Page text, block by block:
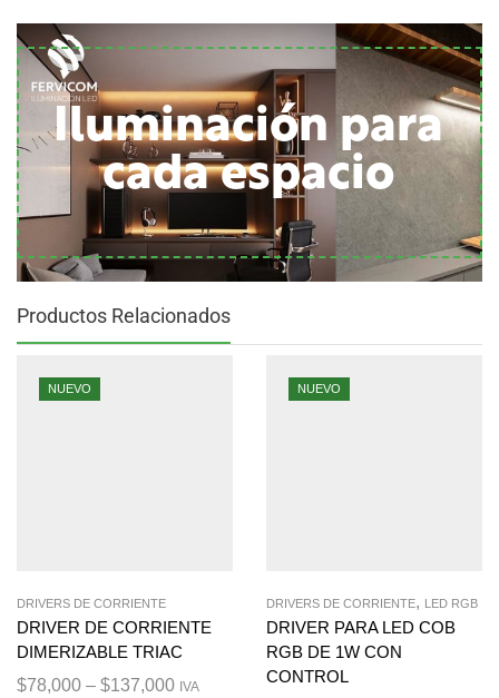
Iluminación para
cada espacio
Productos Relacionados
NUEVO
DRIVERS DE CORRIENTE
DRIVER DE CORRIENTE
DIMERIZABLE TRIAC
$78,000 – $137,000 IVA
NUEVO
DRIVERS DE CORRIENTE, LED RGB
DRIVER PARA LED COB
RGB DE 1W CON
CONTROL